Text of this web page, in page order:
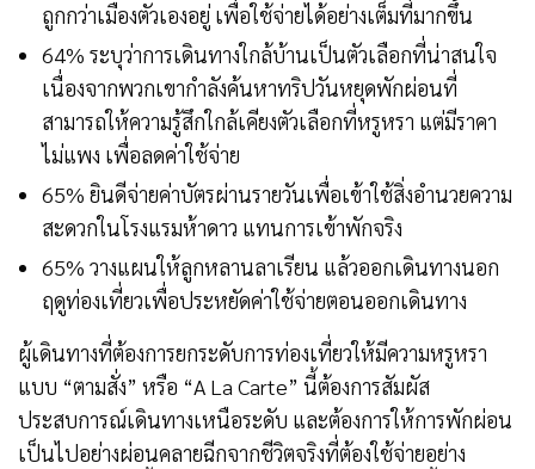
ถูกกว่าเมืองตัวเองอยู่ เพื่อใช้จ่ายได้อย่างเต็มที่มากขึ้น
64% ระบุว่าการเดินทางใกล้บ้านเป็นตัวเลือกที่น่าสนใจ
เนื่องจากพวกเขากำลังค้นหาทริปวันหยุดพักผ่อนที่
สามารถให้ความรู้สึกใกล้เคียงตัวเลือกที่หรูหรา แต่มีราคา
ไม่แพง เพื่อลดค่าใช้จ่าย
65% ยินดีจ่ายค่าบัตรผ่านรายวันเพื่อเข้าใช้สิ่งอำนวยความ
สะดวกในโรงแรมห้าดาว แทนการเข้าพักจริง
65% วางแผนให้ลูกหลานลาเรียน แล้วออกเดินทางนอก
ฤดูท่องเที่ยวเพื่อประหยัดค่าใช้จ่ายตอนออกเดินทาง
ผู้เดินทางที่ต้องการยกระดับการท่องเที่ยวให้มีความหรูหรา
แบบ “ตามสั่ง” หรือ “A La Carte” นี้ต้องการสัมผัส
ประสบการณ์เดินทางเหนือระดับ และต้องการให้การพักผ่อน
เป็นไปอย่างผ่อนคลายฉีกจากชีวิตจริงที่ต้องใช้จ่ายอย่าง